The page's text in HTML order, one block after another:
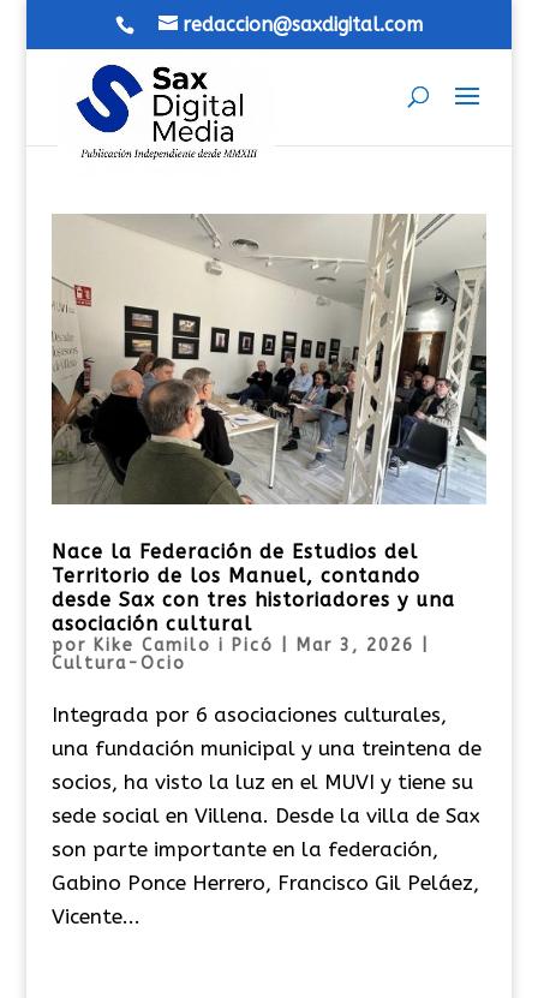
redaccion@saxdigital.com
Nace la Federación de Estudios del
Territorio de los Manuel, contando
desde Sax con tres historiadores y una
asociación cultural
por Kike Camilo i Picó Mar 3, 2026
Cultura-Ocio
Integrada por 6 asociaciones culturales,
una fundación municipal y una treintena de
socios, ha visto la luz en el MUVI y tiene su
sede social en Villena. Desde la villa de Sax
son parte importante en la federación,
Gabino Ponce Herrero, Francisco Gil Peláez,
Vicente...